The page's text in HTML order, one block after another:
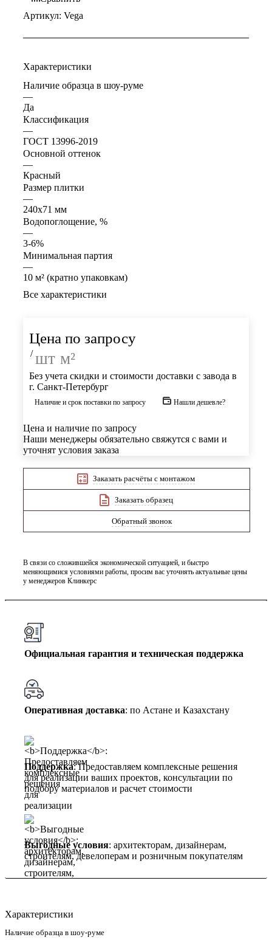
Артикул: Vega
Характеристики
Наличие образца в шоу-руме
—
Да
Классификация
—
ГОСТ 13996-2019
Основной оттенок
—
Красный
Размер плитки
—
240x71 мм
Водопоглощение, %
—
3-6%
Минимальная партия
—
10 м² (кратно упаковкам)
Все характеристики
Цена по запросу
/ шт м²
Без учета скидки и стоимости доставки с завода в
г. Санкт-Петербург
Наличие и срок поставки по запросу Нашли дешевле?
Цена и наличие по запросу
Наши менеджеры обязательно свяжутся с вами и
уточнят условия заказа
Заказать расчёты с монтажом
Заказать образец
Обратный звонок
В связи со сложившейся экономической ситуацией, и быстро
меняющимися условиями работы, просим вас уточнять актуальные цены
у менеджеров Клинкерс
Официальная гарантия и техническая поддержка
Оперативная доставка: по Астане и Казахстану
Поддержка: Предоставляем комплексные решения
для реализации ваших проектов, консультации по
подбору материалов и расчет стоимости
Выгодные условия: архитекторам, дизайнерам,
строителям, девелоперам и розничным покупателям
Характеристики
Наличие образца в шоу-руме